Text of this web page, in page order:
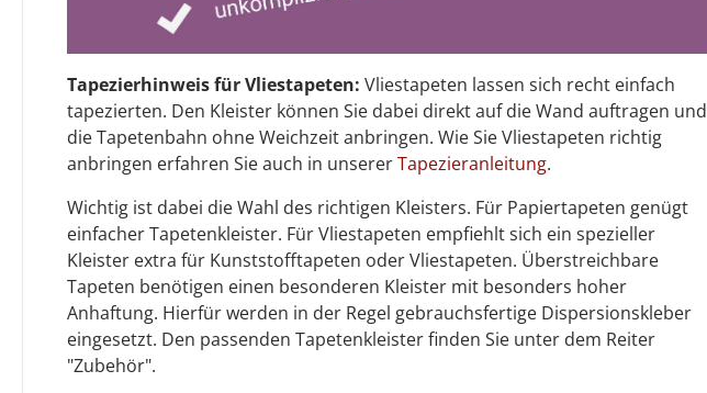
Tapezierhinweis für Vliestapeten: Vliestapeten lassen sich recht einfach
tapezierten. Den Kleister können Sie dabei direkt auf die Wand auftragen und
die Tapetenbahn ohne Weichzeit anbringen. Wie Sie Vliestapeten richtig
anbringen erfahren Sie auch in unsererTapezieranleitung.
Wichtig ist dabei die Wahl des richtigen Kleisters. Für Papiertapeten genügt
einfacher Tapetenkleister. Für Vliestapeten empfiehlt sich ein spezieller
Kleister extra für Kunststofftapeten oder Vliestapeten. Überstreichbare
Tapeten benötigen einen besonderen Kleister mit besonders hoher
Anhaftung. Hierfür werden in der Regel gebrauchsfertige Dispersionskleber
eingesetzt. Den passenden Tapetenkleister finden Sie unter dem Reiter
"Zubehör".